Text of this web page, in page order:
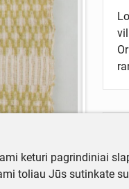
keturi pagrindiniai
toliau Jūs sutinkate